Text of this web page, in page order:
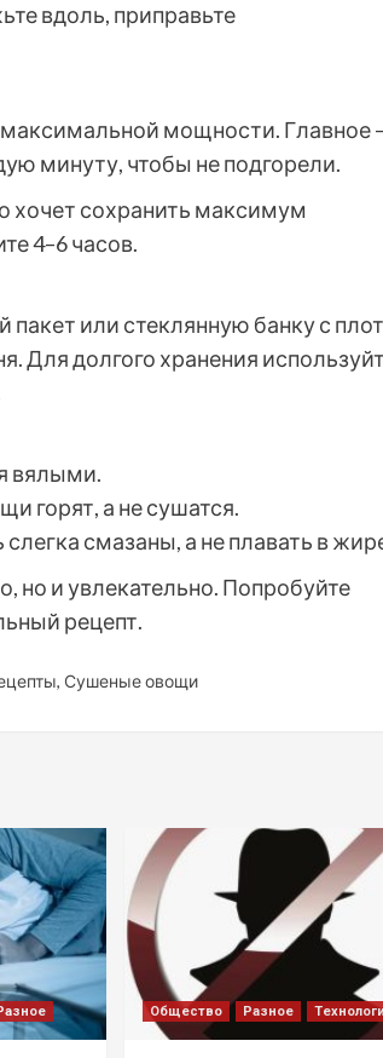
вдоль, приправьте
максимальной мощности. Главное
минуту, чтобы не подгорели.
хочет сохранить максимум
4–6 часов.
или стеклянную банку с
Для долгого хранения
вялыми.
горят, а не сушатся.
смазаны, а не плавать в
но и увлекательно. Попробуйте
рецепт.
, Сушеные овощи
Общество Разное